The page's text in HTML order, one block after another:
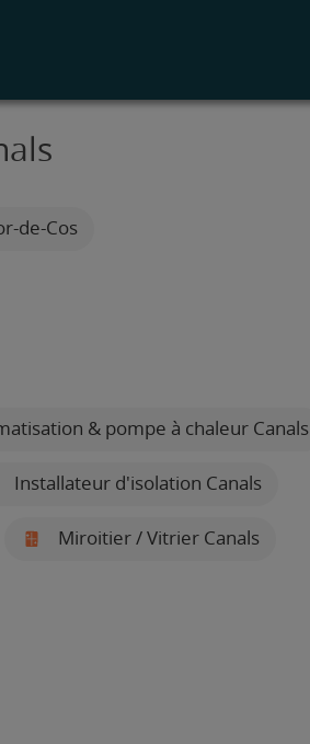
de-Cos
& pompe à chaleur Canals
Installateur d'isolation Canals
Miroitier / Vitrier Canals